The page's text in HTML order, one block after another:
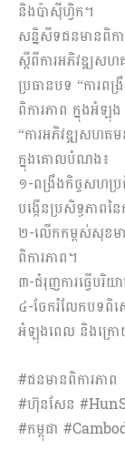
និងប៉ាស៊ីហ្វិក។
សន្និសីទជនមានពិក
ស្ដីពីការអភិវឌ្ឍស
ប្រធានបទ “ការព
ពិការភាព ក្នុងអំឡុ
“ការអភិវឌ្ឍសហគម
ក្នុងគោលបំណង៖
១-ពង្រឹងកិច្ចសហប្រ
បង្កើនប្រសិទ្ធភាព
២-លើកកម្ពស់សុខម
ពិការភាព។
៣-ជំរុញការធ្វើបរិ
៤-ចែករំលែកបទពិស
អំឡុងពេល និងក្រោ
#ជនមានពិការភាព
#ហ៊ុនសែន
#កម្ពុជា